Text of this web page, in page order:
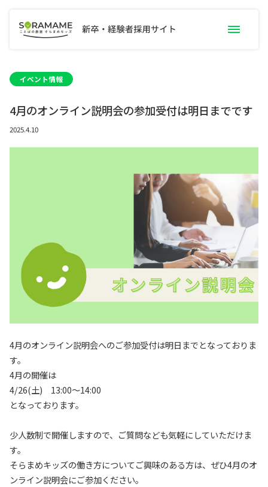
職種別お仕事内容 職員インタビュー
採用トピック
新卒採用案内
採用エントリー
オンライン説明会
オンライン説明会へのエントリーはこちら
イベント情報
4月のオンライン説明会の参加受付は明日までです
2025.4.10
4月のオンライン説明会へのご参加受付は明日までとなっておりま
す。
4月の開催は
4/26(土) 13:00～14:00
となっております。
少人数制で開催しますので、ご質問なども気軽にしていただけま
す。
そらまめキッズの働き方についてご興味のある方は、ぜひ4月のオ
ンライン説明会にご参加ください。